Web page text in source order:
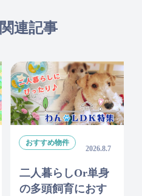
連記事
おすすめ物件
2026.8.7
二人暮らしor単身
の多頭飼育におす